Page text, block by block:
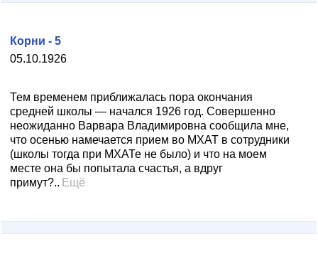
05.10.1926
Корни - 5
Тем временем приближалась пора окончания
средней школы — начался 1926 год. Совершенно
неожиданно Варвара Владимировна сообщила мне,
что осенью намечается прием во МХАТ в сотрудники
(школы тогда при МХАТе не было) и что на моем
месте она бы попытала счастья, а вдруг
примут?.. Ещё